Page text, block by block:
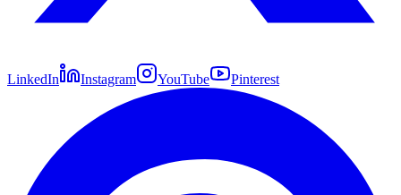
LinkedIn Instagram YouTube Pinterest